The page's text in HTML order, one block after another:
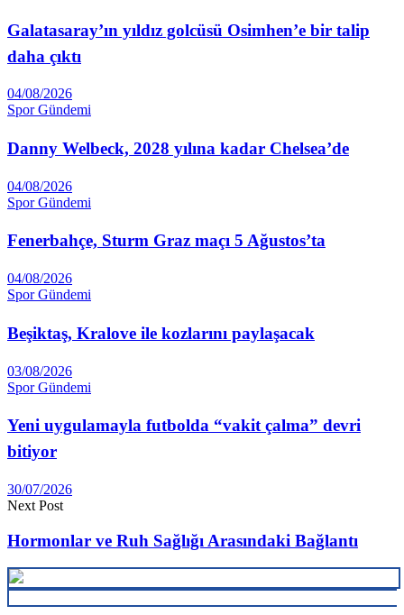
Galatasaray’ın yıldız golcüsü Osimhen’e bir talip
daha çıktı
04/08/2026
Spor Gündemi
Danny Welbeck, 2028 yılına kadar Chelsea’de
04/08/2026
Spor Gündemi
Fenerbahçe, Sturm Graz maçı 5 Ağustos’ta
04/08/2026
Spor Gündemi
Beşiktaş, Kralove ile kozlarını paylaşacak
03/08/2026
Spor Gündemi
Yeni uygulamayla futbolda “vakit çalma” devri
bitiyor
30/07/2026
Next Post
Hormonlar ve Ruh Sağlığı Arasındaki Bağlantı